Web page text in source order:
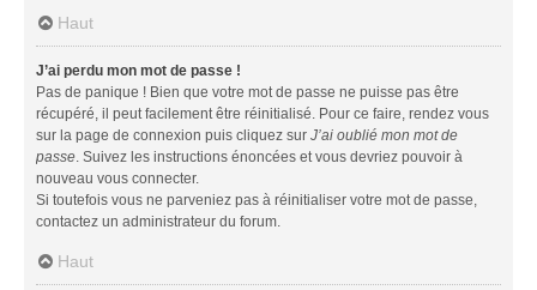
Haut
J’ai perdu mon mot de passe !
Pas de panique ! Bien que votre mot de passe ne puisse pas être
récupéré, il peut facilement être réinitialisé. Pour ce faire, rendez vous
sur la page de connexion puis cliquez sur J’ai oublié mon mot de
passe . Suivez les instructions énoncées et vous devriez pouvoir à
nouveau vous connecter.
Si toutefois vous ne parveniez pas à réinitialiser votre mot de passe,
contactez un administrateur du forum.
Haut